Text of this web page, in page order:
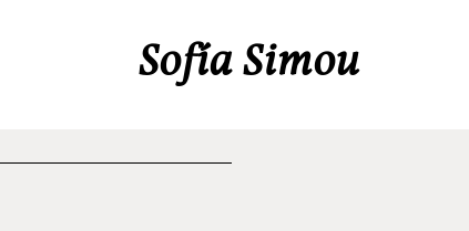
Sofía Simou